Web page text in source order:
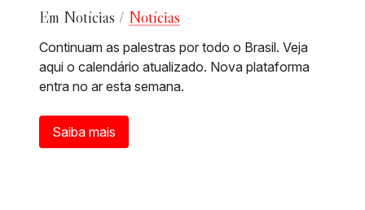
Em Notícias / Notícias
Continuam as palestras por todo o Brasil. Veja
aqui o calendário atualizado. Nova plataforma
entra no ar esta semana.
Saiba mais